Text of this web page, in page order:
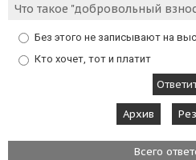
Что такое "добровольный
Без этого не записывают на
Кто хочет, тот и платит
Архив
Всего